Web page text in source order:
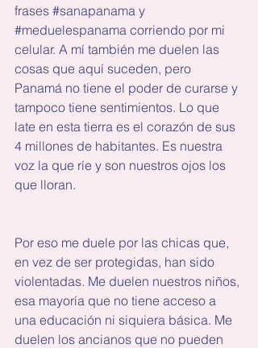
frases #sanapanama y
#meduelespanama corriendo por mi
celular. A mí también me duelen las
cosas que aquí suceden, pero
Panamá no tiene el poder de curarse y
tampoco tiene sentimientos. Lo que
late en esta tierra es el corazón de sus
4 millones de habitantes. Es nuestra
voz la que ríe y son nuestros ojos los
que lloran.
Por eso me duele por las chicas que,
en vez de ser protegidas, han sido
violentadas. Me duelen nuestros niños,
esa mayoría que no tiene acceso a
una educación ni siquiera básica. Me
duelen los ancianos que no pueden